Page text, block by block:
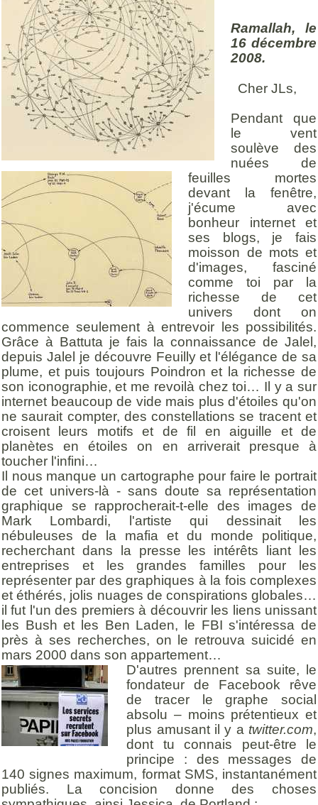
Ramallah, le
16 décembre
2008.
Cher JLs,
Pendant que
le vent
soulève des
nuées de
feuilles mortes
devant la fenêtre,
j'écume avec
bonheur internet et
ses blogs, je fais
moisson de mots et
d'images, fasciné
comme toi par la
richesse de cet
univers dont on
commence seulement à entrevoir les possibilités.
Grâce à Battuta je fais la connaissance de Jalel,
depuis Jalel je découvre Feuilly et l'élégance de sa
plume, et puis toujours Poindron et la richesse de
son iconographie, et me revoilà chez toi… Il y a sur
internet beaucoup de vide mais plus d'étoiles qu'on
ne saurait compter, des constellations se tracent et
croisent leurs motifs et de fil en aiguille et de
planètes en étoiles on en arriverait presque à
toucher l'infini…
Il nous manque un cartographe pour faire le portrait
de cet univers-là - sans doute sa représentation
graphique se rapprocherait-t-elle des images de
Mark Lombardi, l'artiste qui dessinait les
nébuleuses de la mafia et du monde politique,
recherchant dans la presse les intérêts liant les
entreprises et les grandes familles pour les
représenter par des graphiques à la fois complexes
et éthérés, jolis nuages de conspirations globales…
il fut l'un des premiers à découvrir les liens unissant
les Bush et les Ben Laden, le FBI s'intéressa de
près à ses recherches, on le retrouva suicidé en
mars 2000 dans son appartement…
D'autres prennent sa suite, le
fondateur de Facebook rêve
de tracer le graphe social
absolu – moins prétentieux et
plus amusant il y a twitter.com,
dont tu connais peut-être le
principe : des messages de
140 signes maximum, format SMS, instantanément
publiés. La concision donne des choses